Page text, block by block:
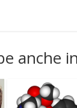
anche